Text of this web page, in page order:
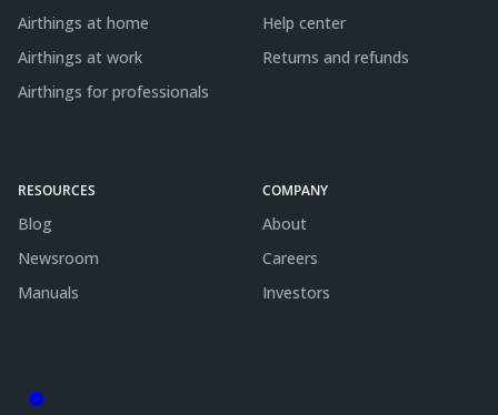
Airthings at home
Airthings at work
Airthings for professionals
Help center
Returns and refunds
RESOURCES
Blog
Newsroom
Manuals
COMPANY
About
Careers
Investors